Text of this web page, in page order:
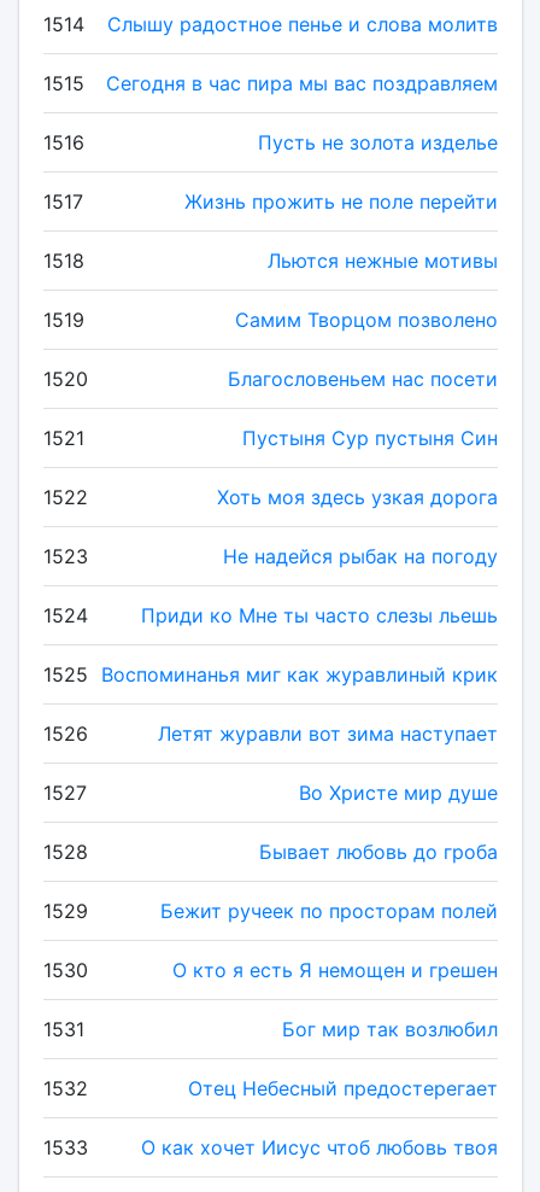
1514 Слышу радостное пенье и слова молитв
1515 Сегодня в час пира мы вас поздравляем
1516 Пусть не золота изделье
1517 Жизнь прожить не поле перейти
1518 Льются нежные мотивы
1519 Самим Творцом позволено
1520 Благословеньем нас посети
1521 Пустыня Сур пустыня Син
1522 Хоть моя здесь узкая дорога
1523 Не надейся рыбак на погоду
1524 Приди ко Мне ты часто слезы льешь
1525 Воспоминанья миг как журавлиный крик
1526 Летят журавли вот зима наступает
1527 Во Христе мир душе
1528 Бывает любовь до гроба
1529 Бежит ручеек по просторам полей
1530 О кто я есть Я немощен и грешен
1531 Бог мир так возлюбил
1532 Отец Небесный предостерегает
1533 О как хочет Иисус чтоб любовь твоя